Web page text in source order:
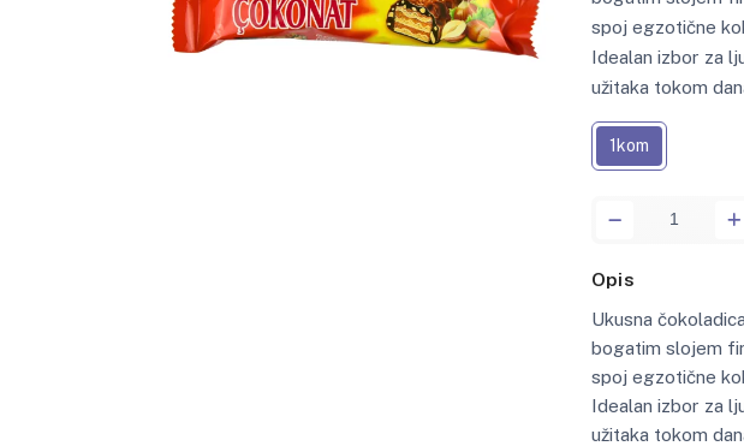
spoj egzotične
Idealan izbor za
užitaka tokom
1kom
Opis
Ukusna
bogatim slojem
spoj egzotične
Idealan izbor za
užitaka tokom